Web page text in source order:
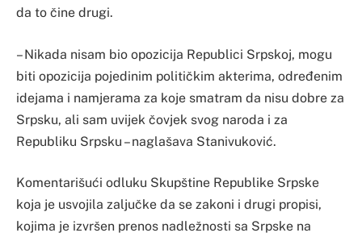
da to čine drugi.
– Nikada nisam bio opozicija Republici Srpskoj, mogu
biti opozicija pojedinim političkim akterima, određenim
idejama i namjerama za koje smatram da nisu dobre za
Srpsku, ali sam uvijek čovjek svog naroda i za
Republiku Srpsku – naglašava Stanivuković.
Komentarišući odluku Skupštine Republike Srpske
koja je usvojila zaljučke da se zakoni i drugi propisi,
kojima je izvršen prenos nadležnosti sa Srpske na